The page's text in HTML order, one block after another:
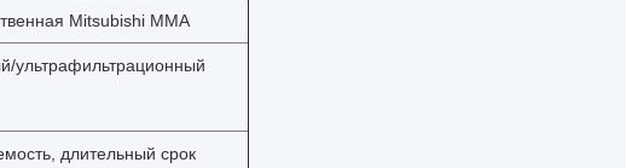
Mitsubishi MMA
ультрафильтрационный
длительный срок